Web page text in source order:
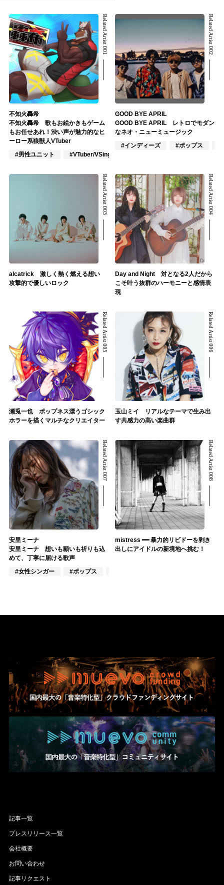
Related Artist 001
不知火轟希
不知火轟希 歌もお絵かきもゲーム
もお任せあれ！渋い声が魅力的なヒ
ーロー系狼獣人VTuber
#男性ユニット
#VTuber/VSinger
Related Artist 002
GOOD BYE APRIL
GOOD BYE APRIL レトロでモダン
なネオ・ニューミュージック
#インディーズ
#ポップス
Related Artist 003
alcatrick 激しく熱く燃える想い
攻撃的で優しいロック
Related Artist 004
Day and Night 対となる2人だから
こそ叶う抜群のハーモニーと感情表
現
Related Artist 005
瀬兎一也 ポップネス漂うゴシック
ホラーを描くマルチなクリエイター
Related Artist 006
玉山ミイ リアルなテーマで生み出
す共感力の高い楽曲群
Related Artist 007
安里ミーナ
安里ミーナ 想いも願いも祈りも込
めて、丁寧に届ける歌声
#女性シンガー
#ポップス
Related Artist 008
mistress ━━ 暴力的リビドーを剥き
出しにアイドルの新境地へ挑む！
記事一覧
プレスリリース一覧
会社概要
お問い合わせ
記事リクエスト